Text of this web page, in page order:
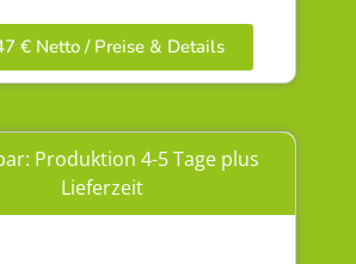
€ Netto / Preise & Details
Produktion 4-5 Tage plus
Lieferzeit